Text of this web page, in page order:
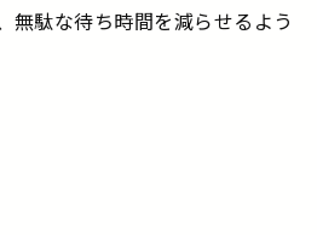
無駄な待ち時間を減らせるよう